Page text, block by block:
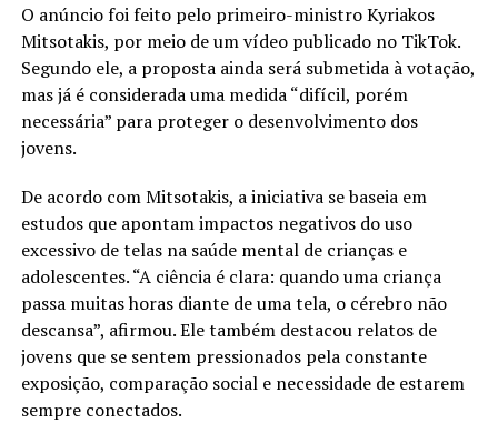
O anúncio foi feito pelo primeiro-ministro Kyriakos
Mitsotakis, por meio de um vídeo publicado no TikTok.
Segundo ele, a proposta ainda será submetida à votação,
mas já é considerada uma medida “difícil, porém
necessária” para proteger o desenvolvimento dos
jovens.
De acordo com Mitsotakis, a iniciativa se baseia em
estudos que apontam impactos negativos do uso
excessivo de telas na saúde mental de crianças e
adolescentes. “A ciência é clara: quando uma criança
passa muitas horas diante de uma tela, o cérebro não
descansa”, afirmou. Ele também destacou relatos de
jovens que se sentem pressionados pela constante
exposição, comparação social e necessidade de estarem
sempre conectados.